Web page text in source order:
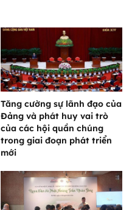
Tăng cường sự lãnh đạo của
Đảng và phát huy vai trò
của các hội quần chúng
trong giai đoạn phát triển
mới